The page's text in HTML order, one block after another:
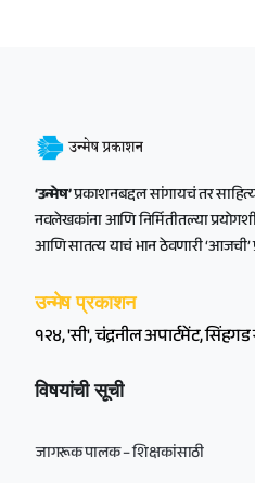
‘उन्मेष’प्रकाशनबद्दल सांगायचं तर
नवलेखकांना आणि निर्मितीतल्या
आणि सातत्य याचं भान ठेवणारी
उन्मेष प्रकाशन
१२४, 'सी', चंद्रनील अपार्टमेंट,
विषयांची सूची
जागरूक पालक – शिक्षकांसाठी